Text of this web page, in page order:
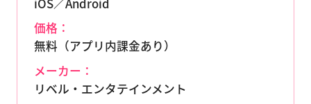
価格：
無料（アプリ内課金あり）
メーカー：
リベル・エンタテインメント